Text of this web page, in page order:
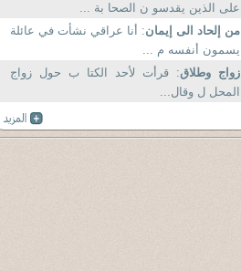
على الذين يقدسو ن الصحا بة ...
من إلحاد الى إيمان: أنا عراقي نشأت في عائلة
يسمون أنفسه م ...
زواج وطلاق: قرأت لأحد الكتا ب حول زواج
المحل ل وقال...